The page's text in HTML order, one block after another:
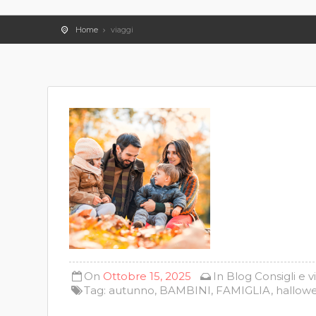
Home viaggi
On Ottobre 15, 2025 In Blog Consigli e
Tag: autunno, BAMBINI, FAMIGLIA,